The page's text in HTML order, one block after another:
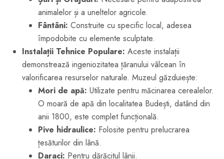
animalelor și a uneltelor agricole.
Fântâni: Construite cu specific local, adesea
împodobite cu elemente sculptate.
Instalații Tehnice Populare: Aceste instalații
demonstrează ingeniozitatea țăranului vâlcean în
valorificarea resurselor naturale. Muzeul găzduiește:
Mori de apă: Utilizate pentru măcinarea cerealelor.
O moară de apă din localitatea Budești, datând din
anii 1800, este complet funcțională.
Pive hidraulice: Folosite pentru prelucrarea
țesăturilor din lână.
Daraci: Pentru dărăcitul lânii.